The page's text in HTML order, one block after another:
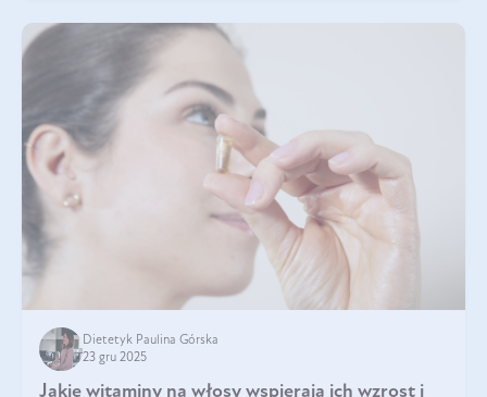
Dietetyk Paulina Górska
23 gru 2025
Jakie witaminy na włosy wspierają ich wzrost i